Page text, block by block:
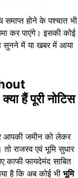
होने के पश्चात भी
कर पाएंगे। इसकी कोई
सुनने में या खबर में आया
हैं पूरी नोटिस
आपकी जमीन को लेकर
तो राजस्व एवं भूमि सुधार
काफी फायदेमंद साबित
है कि अब कोई भी भूमि